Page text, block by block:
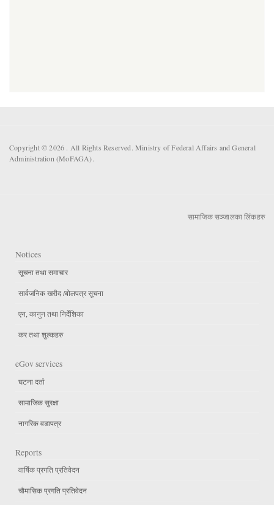
Copyright © 2026 . All Rights Reserved. Ministry of Federal Affairs and General
Administration (MoFAGA).
सामाजिक सञ्जालका लिंकहरु
Notices
सूचना तथा समाचार
सार्वजनिक खरीद /बोलपत्र सूचना
एन, कानुन तथा निर्देशिका
कर तथा शुल्कहरु
eGov services
घटना दर्ता
सामाजिक सुरक्षा
नागरिक वडापत्र
Reports
वार्षिक प्रगति प्रतिवेदन
चौमासिक प्रगति प्रतिवेदन